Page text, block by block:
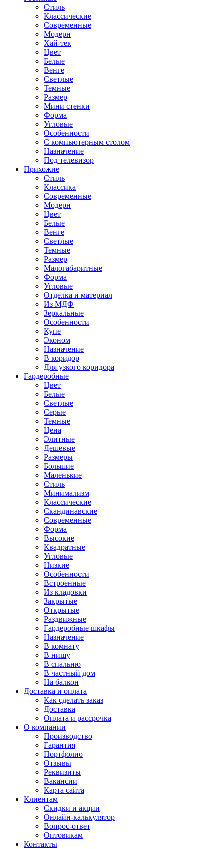
Стиль
Классические
Современные
Модерн
Хай-тек
Цвет
Белые
Венге
Светлые
Темные
Размер
Мини стенки
Форма
Угловые
Особенности
С компьютерным столом
Назначение
Под телевизор
Прихожие
Стиль
Классика
Современные
Модерн
Цвет
Белые
Венге
Светлые
Темные
Размер
Малогабаритные
Форма
Угловые
Отделка и материал
Из МДФ
Зеркальные
Особенности
Купе
Эконом
Назначение
В коридор
Для узкого коридора
Гардеробные
Цвет
Белые
Светлые
Серые
Темные
Цена
Элитные
Дешевые
Размеры
Большие
Маленькие
Стиль
Минимализм
Классические
Скандинавские
Современные
Форма
Высокие
Квадратные
Угловые
Низкие
Особенности
Встроенные
Из кладовки
Закрытые
Открытые
Раздвижные
Гардеробные шкафы
Назначение
В комнату
В нишу
В спальню
В частный дом
На балкон
Доставка и оплата
Как сделать заказ
Доставка
Оплата и рассрочка
О компании
Производство
Гарантия
Портфолио
Отзывы
Реквизиты
Вакансии
Карта сайта
Клиентам
Скидки и акции
Онлайн-калькулятор
Вопрос-ответ
Оптовикам
Контакты